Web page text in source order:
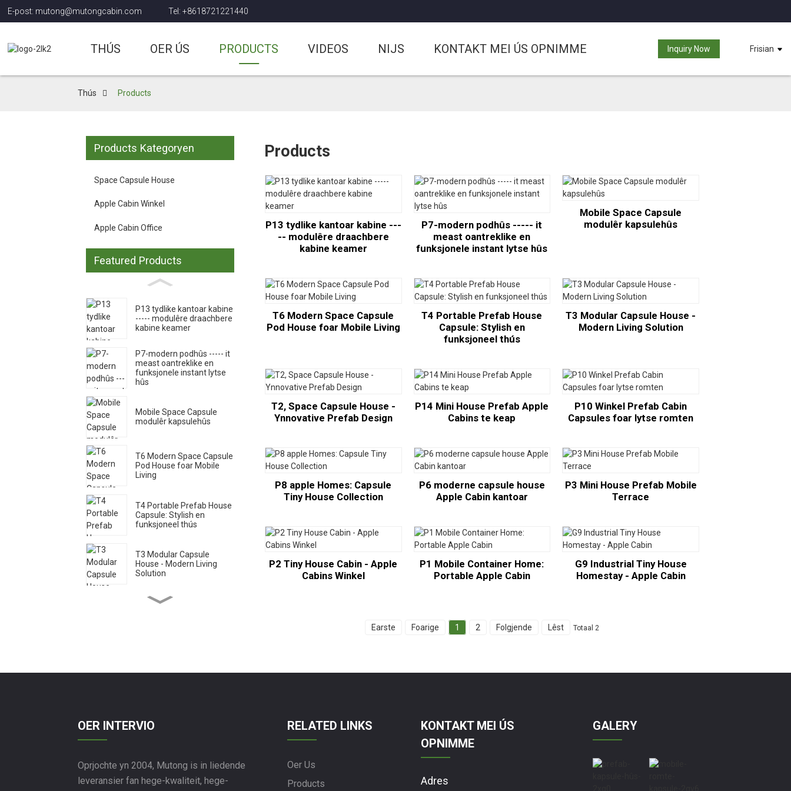
E-post: mutong@mutongcabin.com Tel: +8618721221440
THÚS OER ÚS PRODUCTS VIDEOS NIJS KONTAKT MEI ÚS OPNIMME Inquiry Now Frisian
Thús Products
Products Kategoryen
Space Capsule House
Apple Cabin Winkel
Apple Cabin Office
Featured Products
P13 tydlike kantoar kabine
----- modulêre draachbere
kabine keamer
P7-modern podhûs ----- it
meast oantreklike en
funksjonele instant lytse
hûs
Mobile Space Capsule
modulêr kapsulehûs
T6 Modern Space Capsule
Pod House foar Mobile
Living
T4 Portable Prefab House
Capsule: Stylish en
funksjoneel thús
T3 Modular Capsule
House - Modern Living
Solution
romten
Tiny House Collection
Products
P13 tydlike kantoar kabine ---
-- modulêre draachbere
kabine keamer
P7-modern podhûs ----- it
meast oantreklike en
funksjonele instant lytse hûs
Mobile Space Capsule
modulêr kapsulehûs
T6 Modern Space Capsule
Pod House foar Mobile Living
T4 Portable Prefab House
Capsule: Stylish en
funksjoneel thús
T3 Modular Capsule House -
Modern Living Solution
T2, Space Capsule House -
Ynnovative Prefab Design
P14 Mini House Prefab Apple
Cabins te keap
P10 Winkel Prefab Cabin
Capsules foar lytse romten
P8 apple Homes: Capsule
Tiny House Collection
P6 moderne capsule house
Apple Cabin kantoar
P3 Mini House Prefab Mobile
Terrace
P2 Tiny House Cabin - Apple
Cabins Winkel
P1 Mobile Container Home:
Portable Apple Cabin
G9 Industrial Tiny House
Homestay - Apple Cabin
Earste Foarige 1 2 Folgjende Lêst Totaal 2
OER INTERVIO
Oprjochte yn 2004, Mutong is in liedende
leveransier fan hege-kwaliteit, hege-
RELATED LINKS
Oer Us
Products
KONTAKT MEI ÚS
OPNIMME
Adres
GALERY